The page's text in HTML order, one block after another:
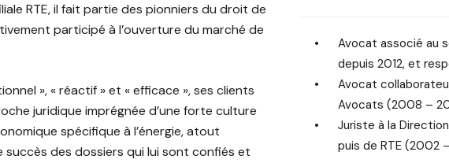
RTE, il fait partie des pionniers du droit de
participé à l’ouverture du marché de
», « réactif » et « efficace », ses clients
juridique imprégnée d’une forte culture
spécifique à l’énergie, atout
succès des dossiers qui lui sont confiés et
Avocat associé au
depuis 2012, et
Avocat
Avocats (2008 –
Juriste à la
puis de RTE (2002